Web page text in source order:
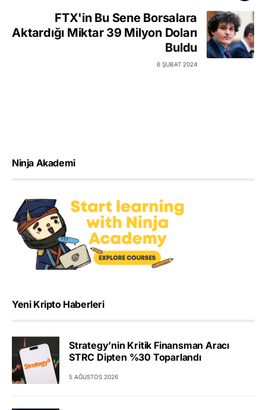
FTX'in Bu Sene Borsalara
Aktardığı Miktar 39 Milyon Doları
Buldu
6 ŞUBAT 2024
Ninja Akademi
Yeni Kripto Haberleri
Strategy’nin Kritik Finansman Aracı
STRC Dipten %30 Toparlandı
5 AĞUSTOS 2026